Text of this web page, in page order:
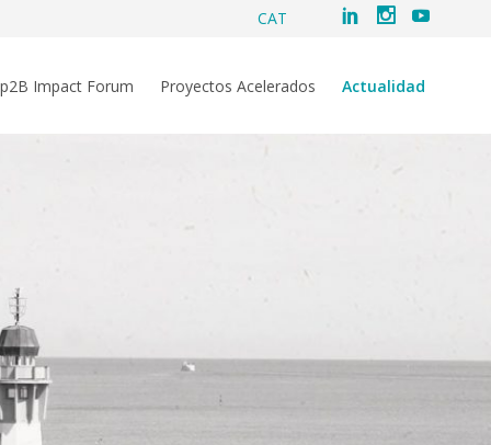
CAT
Impact Forum Proyectos Acelerados Actualidad